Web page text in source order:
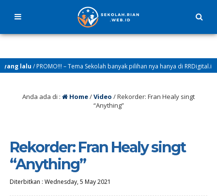
lalu/ PROMO!!! – Tema Sekolah banyak pilihan nya hanya di RRDigital.id
Anda ada di : Home/Video /Rekorder: Fran Healy singt
“Anything”
Rekorder: Fran Healy singt
“Anything”
Diterbitkan : Wednesday, 5 May 2021